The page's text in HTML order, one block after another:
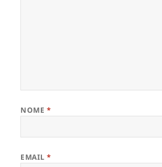
NOME *
EMAIL*